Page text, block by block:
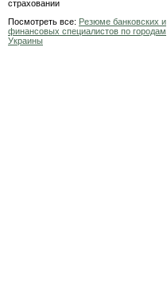
страховании
Посмотреть все: Резюме банковских и
финансовых специалистов по городам
Украины